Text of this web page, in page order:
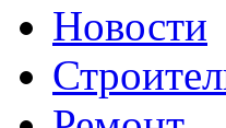
Новости